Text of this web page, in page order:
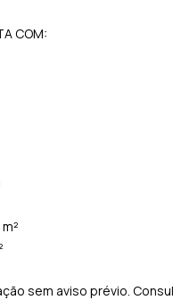
COM:
sem aviso prévio.